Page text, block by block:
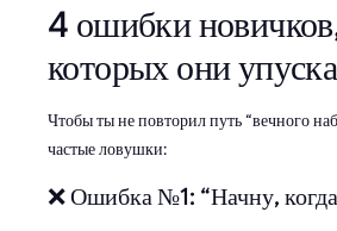
4 ошибки
которых они
Чтобы ты не повторил путь “вечного
частые ловушки:
❌ Ошибка №1: “Начну,